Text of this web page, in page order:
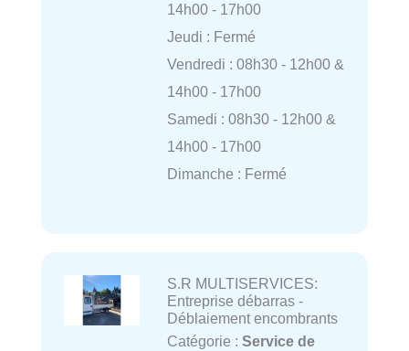
14h00 - 17h00
Jeudi : Fermé
Vendredi : 08h30 - 12h00 &
14h00 - 17h00
Samedi : 08h30 - 12h00 &
14h00 - 17h00
Dimanche : Fermé
S.R MULTISERVICES:
Entreprise débarras -
Déblaiement encombrants
Catégorie : Service de